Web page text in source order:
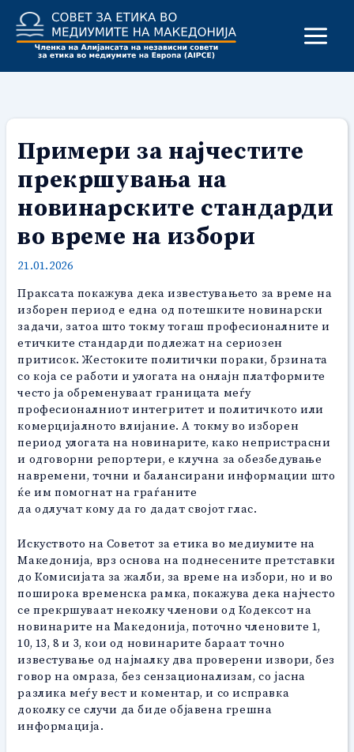
content
Примери за најчестите
прекршувања на
новинарските стандарди
во време на избори
21.01.2026
Праксата покажува дека известувањето за време на
изборен период е една од потешките новинарски
задачи, затоа што токму тогаш професионалните и
етичките стандарди подлежат на сериозен
притисок. Жестоките политички пораки, брзината
со која се работи и улогата на онлајн платформите
често ја обременуваат границата меѓу
професионалниот интегритет и политичкото или
комерцијалното влијание. А токму во изборен
период улогата на новинарите, како непристрасни
и одговорни репортери, е клучна за обезбедување
навремени, точни и балансирани информации што
ќе им помогнат на граѓаните
да одлучат кому да го дадат својот глас.
Искуството на Советот за етика во медиумите на
Македонија, врз основа на поднесените претставки
до Комисијата за жалби, за време на избори, но и во
поширока временска рамка, покажува дека најчесто
се прекршуваат неколку членови од Кодексот на
новинарите на Македонија, поточно членовите 1,
10, 13, 8 и 3, кои од новинарите бараат точно
известување од најмалку два проверени извори, без
говор на омраза, без сензационализам, со јасна
разлика меѓу вест и коментар, и со исправка
доколку се случи да биде објавена грешна
информација.